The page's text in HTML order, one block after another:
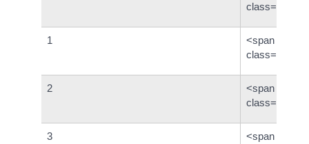
1
<span
2
<span
3
<span